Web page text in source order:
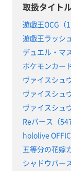
取扱タイト
遊戯王OCG（
遊戯王ラッシ
デュエル・マ
ポケモンカー
ヴァイスシュ
ヴァイスシュ
ヴァイスシュ
Reバース（547
hololive
五等分の花嫁
シャドウバー